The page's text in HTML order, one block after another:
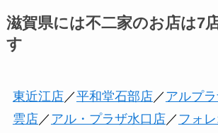
滋賀県には不二家のお店は7
す
東近江店／平和堂石部店／ アルプ
雲店／ アル・プラザ水口店／ フォ